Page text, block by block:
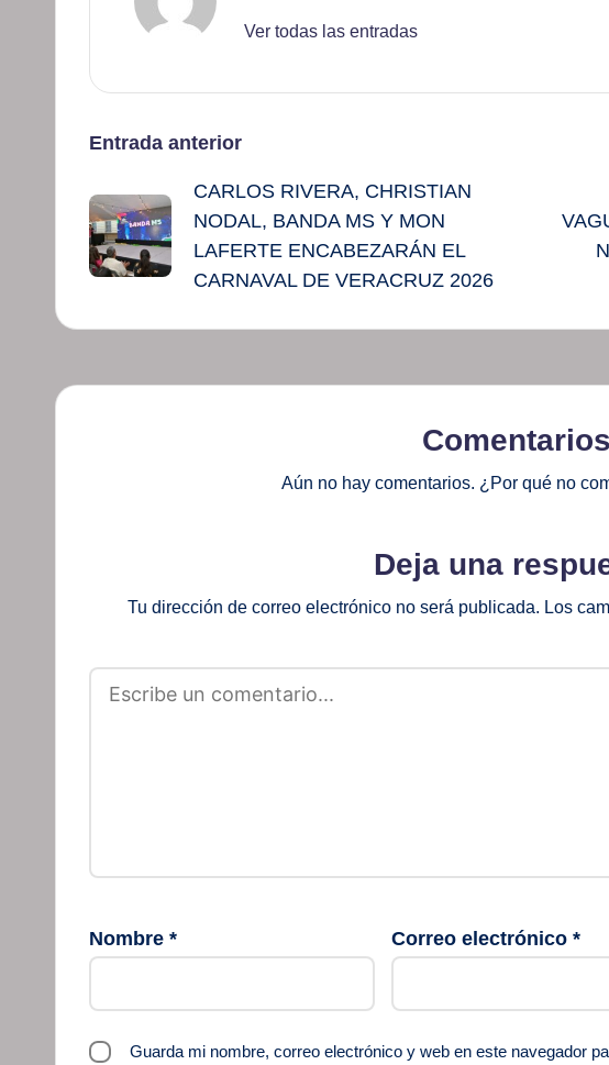
Ver todas las entradas
Navegación
de
entradas
Entrada anterior
CARLOS RIVERA, CHRISTIAN
NODAL, BANDA MS Y MON
LAFERTE ENCABEZARÁN EL
CARNAVAL DE VERACRUZ 2026
Comentarios
Aún no hay comentarios. ¿Por qué no
Deja una
Tu dirección de correo electrónico no será publicada. Los
Nombre * Correo electrónico *
Guarda mi nombre, correo electrónico y web en este navegador